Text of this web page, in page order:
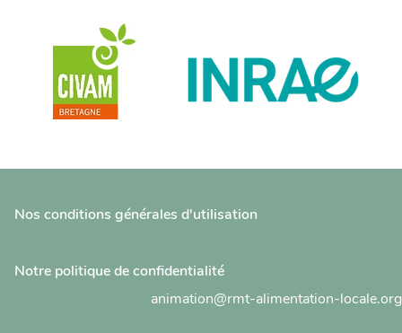
Nos conditions générales d'utilisation
Notre politique de confidentialité
animation@rmt-alimentation-locale.org